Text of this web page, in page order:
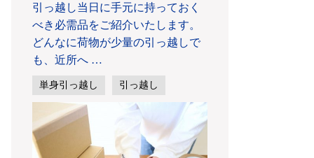
引っ越し当日に手元に持っておく
べき必需品をご紹介いたします。
どんなに荷物が少量の引っ越しで
も、近所へ …
単身引っ越し 引っ越し